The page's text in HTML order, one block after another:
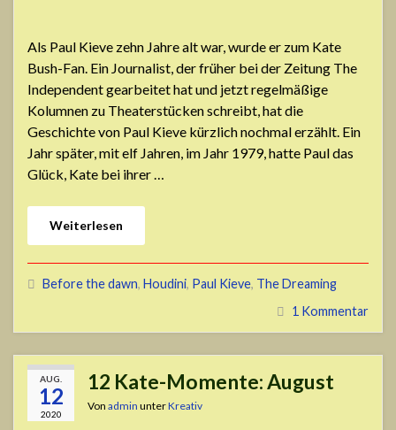
Als Paul Kieve zehn Jahre alt war, wurde er zum Kate
Bush-Fan. Ein Journalist, der früher bei der Zeitung The
Independent gearbeitet hat und jetzt regelmäßige
Kolumnen zu Theaterstücken schreibt, hat die
Geschichte von Paul Kieve kürzlich nochmal erzählt. Ein
Jahr später, mit elf Jahren, im Jahr 1979, hatte Paul das
Glück, Kate bei ihrer …
Weiterlesen
Before the dawn, Houdini, Paul Kieve, The Dreaming
1 Kommentar
AUG.
12
2020
12 Kate-Momente: August
Von admin unterKreativ